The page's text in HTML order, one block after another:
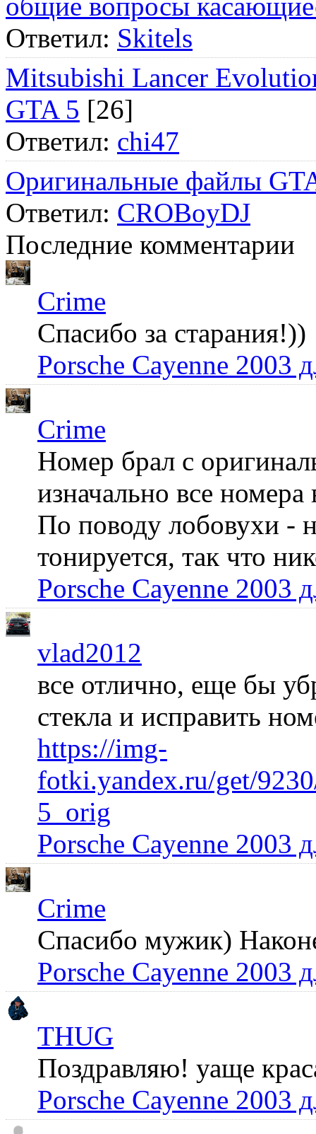
Ответил: Skitels
Mitsubishi Lancer
GTA 5 [26]
Ответил: chi47
Оригинальные файлы
Ответил: CROBoyDJ
Последние комментарии
Crime
Спасибо за старания!))
Porsche Cayenne 2003
Crime
Номер брал с
изначально все
По поводу лобовухи -
тонируется, так что
Porsche Cayenne 2003
vlad2012
все отлично, еще бы
стекла и исправить
https://img-
fotki.yandex.ru/get/
5_orig
Porsche Cayenne 2003
Crime
Спасибо мужик)
Porsche Cayenne 2003
THUG
Поздравляю! уаще
Porsche Cayenne 2003